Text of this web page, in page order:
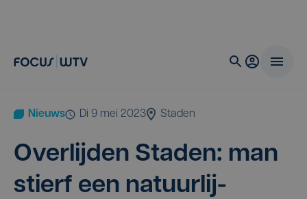
Nieuws di 9 mei 2023 Staden
Over­lij­den Staden: man
stierf een natuur­lij­